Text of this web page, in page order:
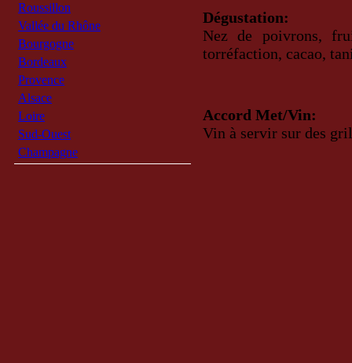
Roussillon
Vallée du Rhône
Bourgogne
Bordeaux
Provence
Alsace
Loire
Sud-Ouest
Champagne
Dégustation:
Nez de poivrons,
torréfaction, cacao,
Accord Met/Vin:
Vin à servir sur des